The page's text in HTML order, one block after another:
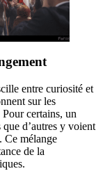
entre curiosité et
sur les
certains, un
d’autres y voient
Ce mélange
de la